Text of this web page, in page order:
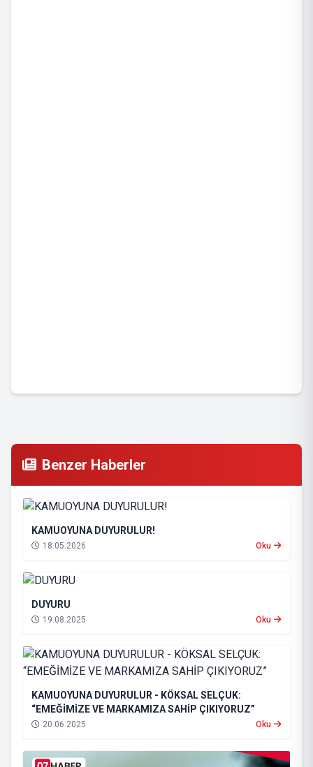
Benzer Haberler
KAMUOYUNA DUYURULUR!
18.05.2026 Oku
DUYURU
19.08.2025 Oku
KAMUOYUNA DUYURULUR - KÖKSAL SELÇUK:
“EMEĞİMİZE VE MARKAMIZA SAHİP ÇIKIYORUZ”
20.06.2025 Oku